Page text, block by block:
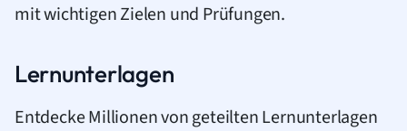
mit wichtigen Zielen und Prüfungen.
Lernunterlagen
Entdecke Millionen von geteilten Lernunterlagen